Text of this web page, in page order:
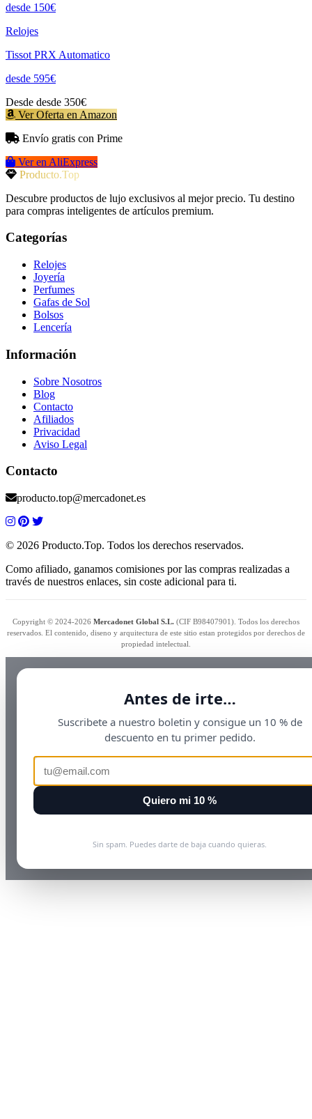
desde 150€
Relojes
Tissot PRX Automatico
desde 595€
Desde desde 350€
Ver Oferta en Amazon
Envío gratis con Prime
Ver en AliExpress
Producto.Top
Descubre productos de lujo exclusivos al mejor precio. Tu destino
para compras inteligentes de artículos premium.
Categorías
Relojes
Joyería
Perfumes
Gafas de Sol
Bolsos
Lencería
Información
Sobre Nosotros
Blog
Contacto
Afiliados
Privacidad
Aviso Legal
Contacto
producto.top@mercadonet.es
© 2026 Producto.Top. Todos los derechos reservados.
Como afiliado, ganamos comisiones por las compras realizadas a
través de nuestros enlaces, sin coste adicional para ti.
Copyright © 2024-2026 Mercadonet Global S.L. (CIF B98407901). Todos los derechos
reservados. El contenido, diseno y arquitectura de este sitio estan protegidos por derechos de
propiedad intelectual.
Antes de irte…
Suscribete a nuestro boletin y consigue un 10 % de
descuento en tu primer pedido.
Quiero mi 10 %
Sin spam. Puedes darte de baja cuando quieras.